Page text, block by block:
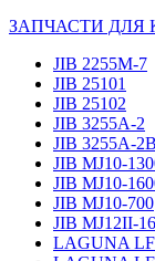
ЗАПЧАСТИ ДЛЯ
JIB 2255M-7
JIB 25101
JIB 25102
JIB 3255A-2
JIB 3255A-2B
JIB MJ10-
JIB MJ10-
JIB MJ10-700
JIB MJ12II-
LAGUNA